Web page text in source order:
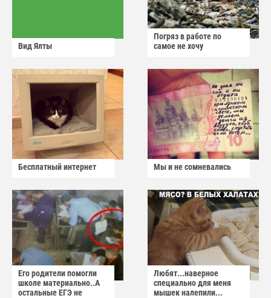
Вид Ялты
Погряз в работе по
самое не хочу
Бесплатный интернет Мы и не сомневались
Его родители помогли
школе материально..А
остальные ЕГЭ не
Любят...наверное
специально для меня
мышек налепили...